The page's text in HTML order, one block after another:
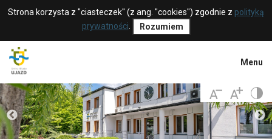
Strona korzysta z "ciasteczek" (z ang. "cookies") zgodnie z polityką
prywatności
Rozumiem
Menu